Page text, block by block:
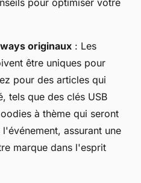
originaux : Les
être uniques pour
pour des articles qui
tels que des clés USB
à thème qui seront
assurant une
marque dans l'esprit